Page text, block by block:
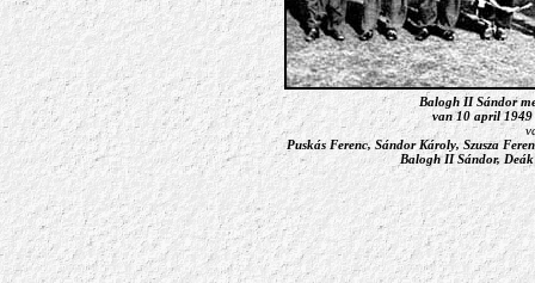
Balogh II Sándor
van 10 april 1949
Puskás Ferenc, Sándor Károly, Szusza
Balogh II Sándor,